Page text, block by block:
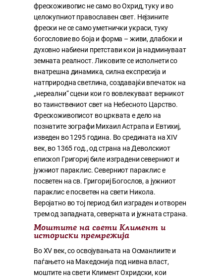
фрескоживопис не само во Охрид, туку и во
целокупниот православен свет. Нејзините
фрески не се само уметнички украси, туку
богословие во боја и форма – живи, длабоки и
духовно набиени претстави кои ја надминуваат
земната реалност. Ликовите се исполнети со
внатрешна динамика, силна експресија и
натприродна светлина, создавајќи впечаток на
„нереални“ сцени кои го вовлекуваат верникот
во таинствениот свет на Небесното Царство.
Фрескоживописот во црквата е дело на
познатите зографи Михаил Астрапа и Евтихиј,
изведен во 1295 година. Во средината на XIV
век, во 1365 год., од страна на Деволскиот
епископ Григориј биле изградени северниот и
јужниот параклис. Северниот параклис е
посветен на св. Григориј Богослов, а јужниот
параклис е посветен на свети Никола.
Веројатно во тој период бил изграден и отворен
трем од западната, северната и јужната страна.
Моштите на свети Климент и
историски премрежија
Во XV век, со освојувањата на Османлиите и
паѓањето на Македонија под нивна власт,
моштите на свети Климент Охридски, кои